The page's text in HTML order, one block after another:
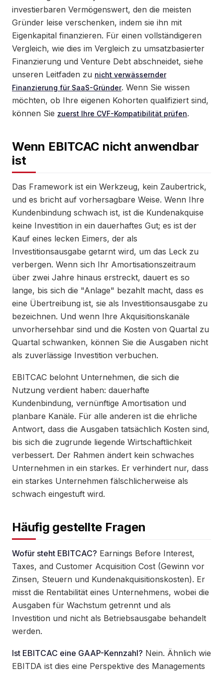
investierbaren Vermögenswert, den die meisten
Gründer leise verschenken, indem sie ihn mit
Eigenkapital finanzieren. Für einen vollständigeren
Vergleich, wie dies im Vergleich zu umsatzbasierter
Finanzierung und Venture Debt abschneidet, siehe
unseren Leitfaden zu nicht verwässernder
Finanzierung für SaaS-Gründer. Wenn Sie wissen
möchten, ob Ihre eigenen Kohorten qualifiziert sind,
können Sie zuerst Ihre CVF-Kompatibilität prüfen.
Wenn EBITCAC nicht anwendbar
ist
Das Framework ist ein Werkzeug, kein Zaubertrick,
und es bricht auf vorhersagbare Weise. Wenn Ihre
Kundenbindung schwach ist, ist die Kundenakquise
keine Investition in ein dauerhaftes Gut; es ist der
Kauf eines lecken Eimers, der als
Investitionsausgabe getarnt wird, um das Leck zu
verbergen. Wenn sich Ihr Amortisationszeitraum
über zwei Jahre hinaus erstreckt, dauert es so
lange, bis sich die "Anlage" bezahlt macht, dass es
eine Übertreibung ist, sie als Investitionsausgabe zu
bezeichnen. Und wenn Ihre Akquisitionskanäle
unvorhersehbar sind und die Kosten von Quartal zu
Quartal schwanken, können Sie die Ausgaben nicht
als zuverlässige Investition verbuchen.
EBITCAC belohnt Unternehmen, die sich die
Nutzung verdient haben: dauerhafte
Kundenbindung, vernünftige Amortisation und
planbare Kanäle. Für alle anderen ist die ehrliche
Antwort, dass die Ausgaben tatsächlich Kosten sind,
bis sich die zugrunde liegende Wirtschaftlichkeit
verbessert. Der Rahmen ändert kein schwaches
Unternehmen in ein starkes. Er verhindert nur, dass
ein starkes Unternehmen fälschlicherweise als
schwach eingestuft wird.
Häufig gestellte Fragen
Wofür steht EBITCAC? Earnings Before Interest,
Taxes, and Customer Acquisition Cost (Gewinn vor
Zinsen, Steuern und Kundenakquisitionskosten). Er
misst die Rentabilität eines Unternehmens, wobei die
Ausgaben für Wachstum getrennt und als
Investition und nicht als Betriebsausgabe behandelt
werden.
Ist EBITCAC eine GAAP-Kennzahl? Nein. Ähnlich wie
EBITDA ist dies eine Perspektive des Managements